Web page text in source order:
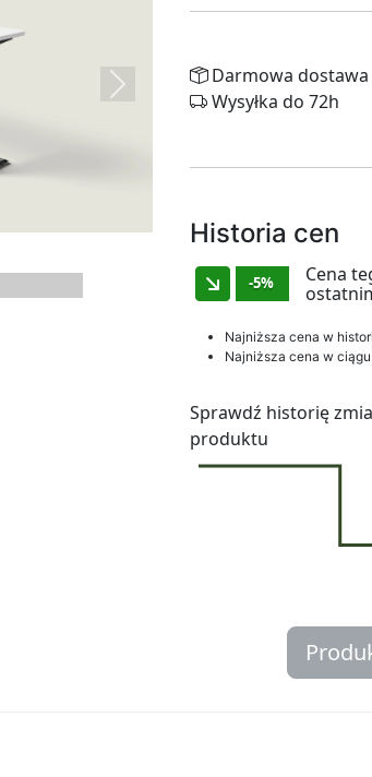
Next
Darmowa dostawa
Wysyłka do 72h
Historia cen
-5%
Cena
Najniższa cena w
Najniższa cena w
Sprawdź historię
produktu